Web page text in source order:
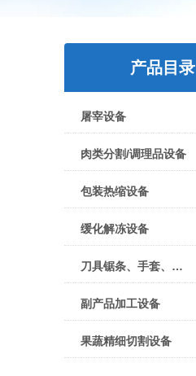
产品目录
屠宰设备
肉类分割/调理品设备
包装热缩设备
缓化解冻设备
刀具锯条、手套、检测清洗
副产品加工设备
果蔬精细切割设备